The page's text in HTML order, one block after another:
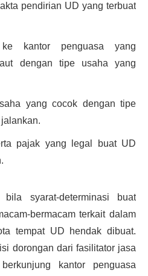
pendirian UD yang terbuat
kantor penguasa yang
dengan tipe usaha yang
yang cocok dengan tipe
pajak yang legal buat UD
bila syarat-determinasi buat
bermacam terkait dalam
tempat UD hendak dibuat.
dorongan dari fasilitator jasa
kantor penguasa